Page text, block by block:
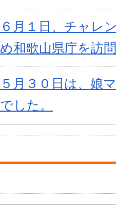
６月１日、チャレ
め和歌山県庁を訪
５月３０日は、娘
でした。